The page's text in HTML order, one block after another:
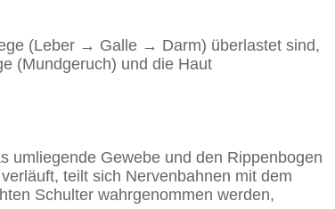
(Leber → Galle → Darm) überlastet sind,
(Mundgeruch) und die Haut
umliegende Gewebe und den Rippenbogen
teilt sich Nervenbahnen mit dem
Schulter wahrgenommen werden,